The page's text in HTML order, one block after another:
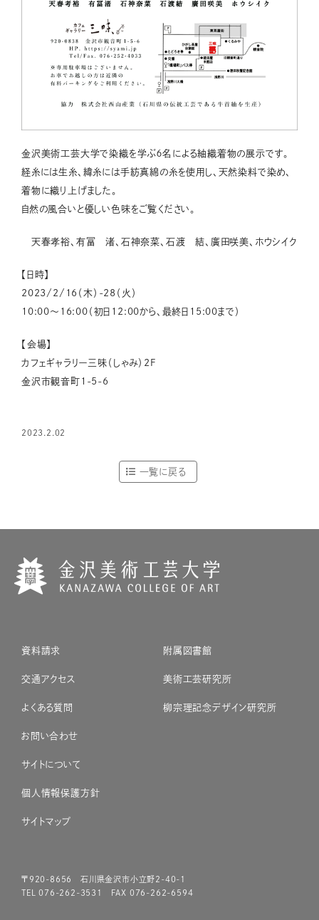
金沢美術工芸大学で染織を学ぶ６名による紬織着物の展示です。
経糸には生糸、緯糸には手紡真綿の糸を使用し、天然染料で染め、
着物に織り上げました。
自然の風合いと優しい色味をご覧ください。
天春孝裕、有冨 渚、石神奈菜、石渡 結、廣田咲美、ホウシイク
【日時】
2023/2/16（木）-28（火）
10:00〜16:00（初日12:00から、最終日15:00まで）
【会場】
カフェギャラリー三味（しゃみ）2F
金沢市観音町1-5-6
2023.2.02
一覧に戻る
資料請求
交通アクセス
よくある質問
お問い合わせ
サイトについて
個人情報保護方針
サイトマップ
附属図書館
美術工芸研究所
柳宗理記念デザイン研究所
〒920-8656 石川県金沢市小立野2-40-1
TEL 076-262-3531 FAX 076-262-6594